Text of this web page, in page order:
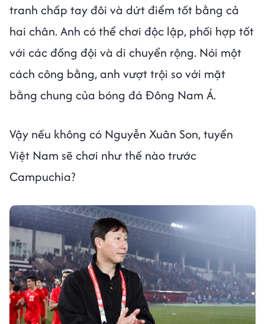
tranh chấp tay đôi và dứt điểm tốt bằng cả
hai chân. Anh có thể chơi độc lập, phối hợp tốt
với các đồng đội và di chuyển rộng. Nói một
cách công bằng, anh vượt trội so với mặt
bằng chung của bóng đá Đông Nam Á.
Vậy nếu không có Nguyễn Xuân Son, tuyển
Việt Nam sẽ chơi như thế nào trước
Campuchia?